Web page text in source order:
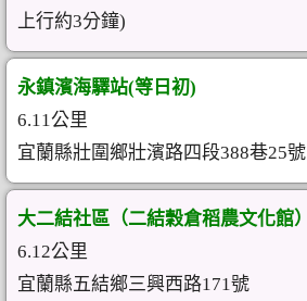
上行約3分鐘)
永鎮濱海驛站(等日初)
6.11公里
宜蘭縣壯圍鄉壯濱路四段388巷25號
大二結社區（二結穀倉稻農文化館）
6.12公里
宜蘭縣五結鄉三興西路171號